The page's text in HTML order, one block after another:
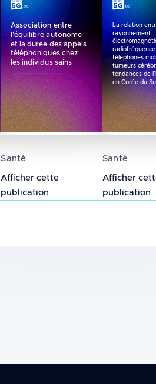
Association entre
l’équilibre autonome
et la durée des appels
téléphoniques chez
les individus sains
Santé
Afficher cette
publication
La relation
rayonnement
téléphones
tumeurs
tendances de
en Corée du
Santé
Afficher
publication